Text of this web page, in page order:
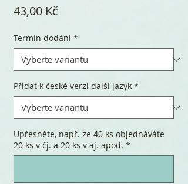
43,00 Kč
Termín dodání *
Přidat k české verzi další jazyk *
Upřesněte, např. ze 40 ks objednáváte
20 ks v čj. a 20 ks v aj. apod. *